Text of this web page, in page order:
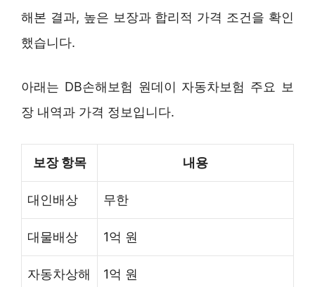
해본 결과, 높은 보장과 합리적 가격 조건을 확인
했습니다.
아래는 DB손해보험 원데이 자동차보험 주요 보
장 내역과 가격 정보입니다.
보장 항목 내용
대인배상 무한
대물배상 1억 원
자동차상해 1억 원